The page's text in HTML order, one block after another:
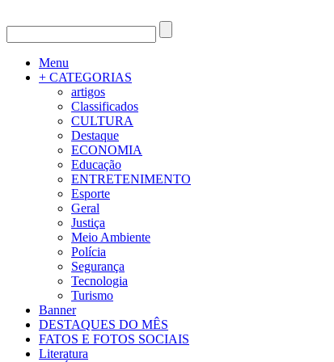
Menu
+ CATEGORIAS
artigos
Classificados
CULTURA
Destaque
ECONOMIA
Educação
ENTRETENIMENTO
Esporte
Geral
Justiça
Meio Ambiente
Polícia
Segurança
Tecnologia
Turismo
Banner
DESTAQUES DO MÊS
FATOS E FOTOS SOCIAIS
Literatura